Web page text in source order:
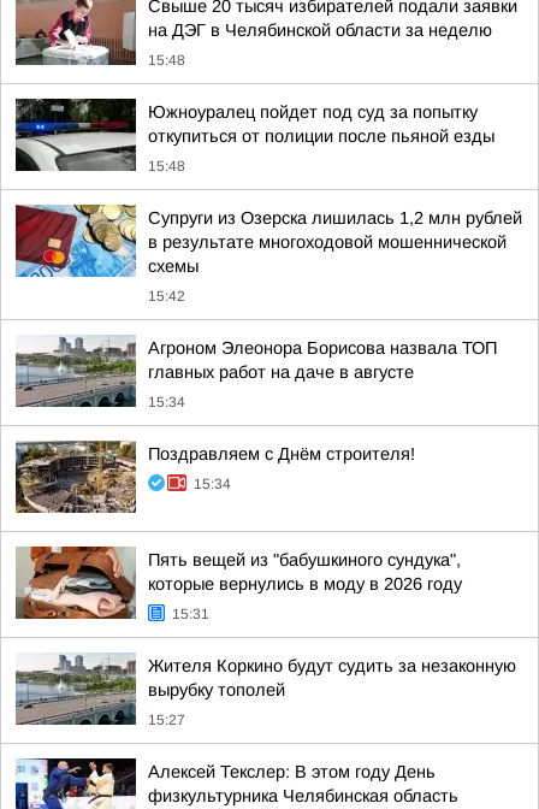
Свыше 20 тысяч избирателей подали заявки
на ДЭГ в Челябинской области за неделю
15:48
Южноуралец пойдет под суд за попытку
откупиться от полиции после пьяной езды
15:48
Супруги из Озерска лишилась 1,2 млн рублей
в результате многоходовой мошеннической
схемы
15:42
Агроном Элеонора Борисова назвала ТОП
главных работ на даче в августе
15:34
Поздравляем с Днём строителя!
15:34
Пять вещей из "бабушкиного сундука",
которые вернулись в моду в 2026 году
15:31
Жителя Коркино будут судить за незаконную
вырубку тополей
15:27
Алексей Текслер: В этом году День
физкультурника Челябинская область